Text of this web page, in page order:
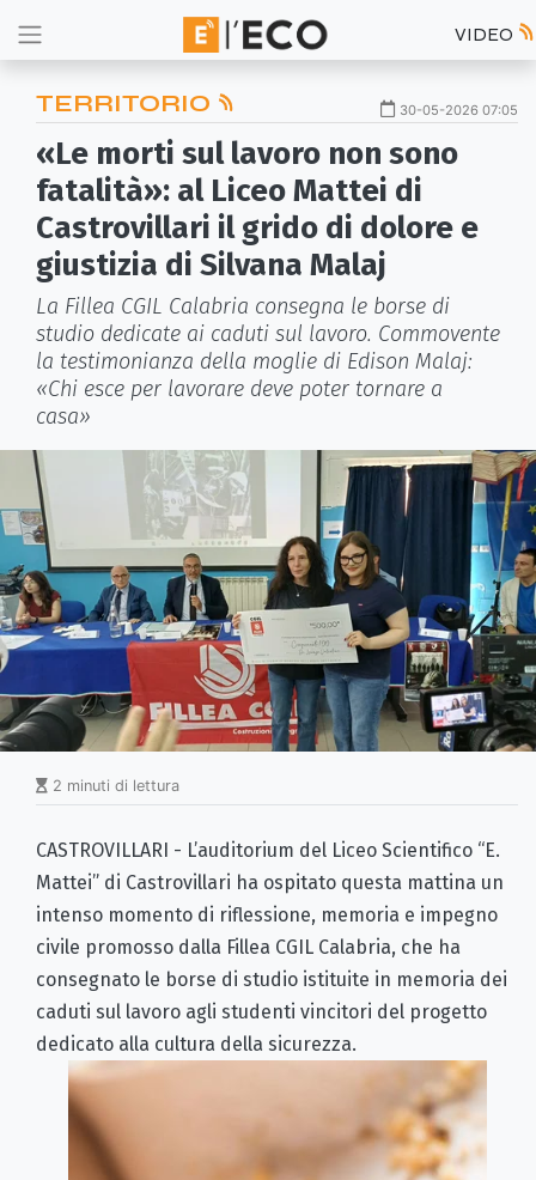
VIDEO
TERRITORIO 30-05-2026 07:05
«Le morti sul lavoro non sono
fatalità»: al Liceo Mattei di
Castrovillari il grido di dolore e
giustizia di Silvana Malaj
La Fillea CGIL Calabria consegna le borse di
studio dedicate ai caduti sul lavoro. Commovente
la testimonianza della moglie di Edison Malaj:
«Chi esce per lavorare deve poter tornare a
casa»
2 minuti di lettura
CASTROVILLARI - L’auditorium del Liceo Scientifico “E.
Mattei” di Castrovillari ha ospitato questa mattina un
intenso momento di riflessione, memoria e impegno
civile promosso dalla Fillea CGIL Calabria, che ha
consegnato le borse di studio istituite in memoria dei
caduti sul lavoro agli studenti vincitori del progetto
dedicato alla cultura della sicurezza.